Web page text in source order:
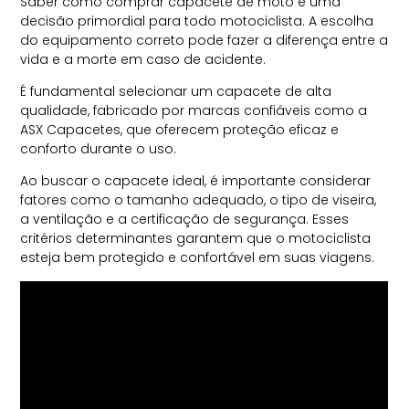
decisão primordial para todo motociclista. A escolha
do equipamento correto pode fazer a diferença entre a
vida e a morte em caso de acidente.
É fundamental selecionar um capacete de alta
qualidade, fabricado por marcas confiáveis como a
ASX Capacetes, que oferecem proteção eficaz e
conforto durante o uso.
Ao buscar o capacete ideal, é importante considerar
fatores como o tamanho adequado, o tipo de viseira,
a ventilação e a certificação de segurança. Esses
critérios determinantes garantem que o motociclista
esteja bem protegido e confortável em suas viagens.